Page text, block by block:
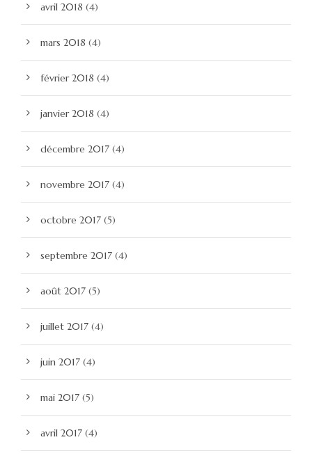
avril 2018 (4)
mars 2018 (4)
février 2018 (4)
janvier 2018 (4)
décembre 2017 (4)
novembre 2017 (4)
octobre 2017 (5)
septembre 2017 (4)
août 2017 (5)
juillet 2017 (4)
juin 2017 (4)
mai 2017 (5)
avril 2017 (4)